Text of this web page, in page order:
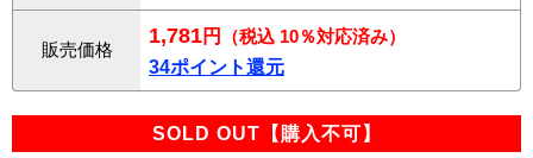
販売価格
1,781円
（税込 10％対応済み）
34ポイント還元
SOLD OUT【購入不可】